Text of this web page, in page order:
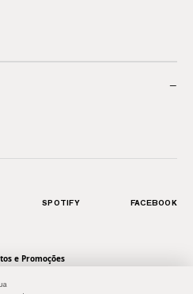
−
SPOTIFY FACEBOOK
e Promoções
Todos os direitos reservados.| Rua Anhaia, 411
0001-90